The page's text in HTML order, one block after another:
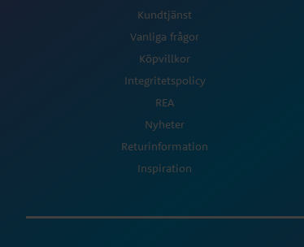
Kundtjänst
Vanliga frågor
Köpvillkor
Integritetspolicy
REA
Nyheter
Returinformation
Inspiration